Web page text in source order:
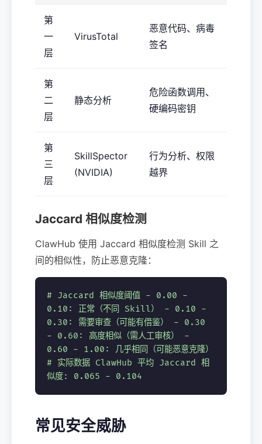
第
一
层
VirusTotal
恶意代码、病毒
签名
第
二
层
静态分析
危险函数调用、
硬编码密钥
第
三
层
SkillSpector
(NVIDIA)
行为分析、权限
越界
Jaccard 相似度检测
ClawHub 使用 Jaccard 相似度检测 Skill 之
间的相似性，防止恶意克隆：
# Jaccard 相似度阈值 - 0.00 -
0.10: 正常（不同 Skill） - 0.10 -
0.30: 需要审查（可能有借鉴） - 0.30
- 0.60: 高度相似（需人工审核） -
0.60 - 1.00: 几乎相同（可能恶意克隆）
# 实际数据 ClawHub 平均 Jaccard 相
似度: 0.065 - 0.104
常见安全威胁